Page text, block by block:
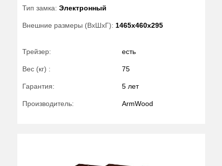
Тип замка: Электронный
Внешние размеры (ВхШхГ): 1465x460x295
Трейзер: есть
Вес (кг) : 75
Гарантия: 5 лет
Производитель: ArmWood